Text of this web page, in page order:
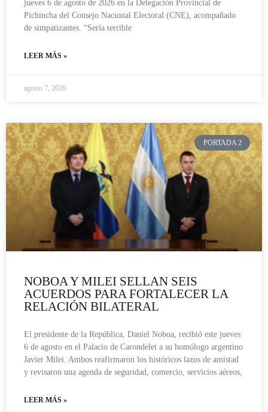
jueves 6 de agosto de 2026 en la Delegación Provincial de
Pichincha del Consejo Nacional Electoral (CNE), acompañado
de simpatizantes. “Sería terrible
LEER MÁS »
agosto 7, 2026
PORTADA 2
NOBOA Y MILEI SELLAN SEIS
ACUERDOS PARA FORTALECER LA
RELACIÓN BILATERAL
El presidente de la República, Daniel Noboa, recibió este jueves
6 de agosto en el Palacio de Carondelet a su homólogo argentino
Javier Milei. Ambos reafirmaron los históricos lazos de amistad
y revisaron una agenda de seguridad, comercio, servicios aéreos,
LEER MÁS »